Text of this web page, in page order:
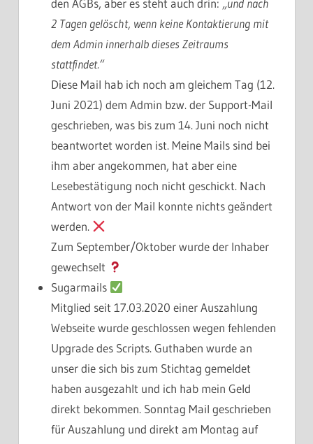
den AGBs, aber es steht auch drin: „und nach
2 Tagen gelöscht, wenn keine Kontaktierung mit
dem Admin innerhalb dieses Zeitraums
stattfindet.“
Diese Mail hab ich noch am gleichem Tag (12.
Juni 2021) dem Admin bzw. der Support-Mail
geschrieben, was bis zum 14. Juni noch nicht
beantwortet worden ist. Meine Mails sind bei
ihm aber angekommen, hat aber eine
Lesebestätigung noch nicht geschickt. Nach
Antwort von der Mail konnte nichts geändert
werden.
Zum September/Oktober wurde der Inhaber
gewechselt
Sugarmails
Mitglied seit 17.03.2020 einer Auszahlung
Webseite wurde geschlossen wegen fehlenden
Upgrade des Scripts. Guthaben wurde an
unser die sich bis zum Stichtag gemeldet
haben ausgezahlt und ich hab mein Geld
direkt bekommen. Sonntag Mail geschrieben
für Auszahlung und direkt am Montag auf